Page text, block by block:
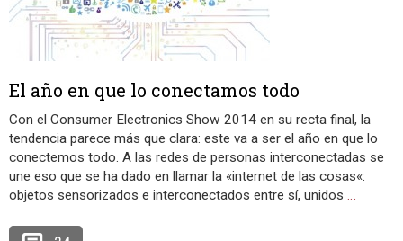
El año en que lo conectamos todo
Con el Consumer Electronics Show 2014 en su recta final, la
tendencia parece más que clara: este va a ser el año en que lo
conectemos todo. A las redes de personas interconectadas se
une eso que se ha dado en llamar la «internet de las cosas«:
objetos sensorizados e interconectados entre sí, unidos …